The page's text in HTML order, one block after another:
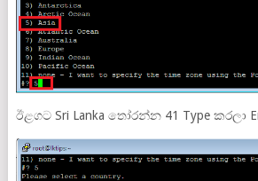
ඊළගට Sri Lanka තෝරන්න 41 Type කරලා